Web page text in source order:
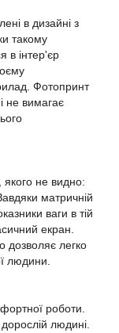
в дизайні з
такому
в інтер'єр
Фотопринт
не вимагає
якого не видно:
матричній
ваги в тій
екран.
легко
людини.
роботи.
людині.